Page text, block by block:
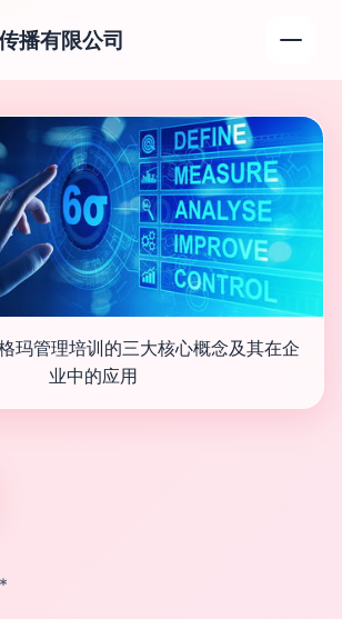
播有限公司
玛管理培训的三大核心概念及其在企
业中的应用